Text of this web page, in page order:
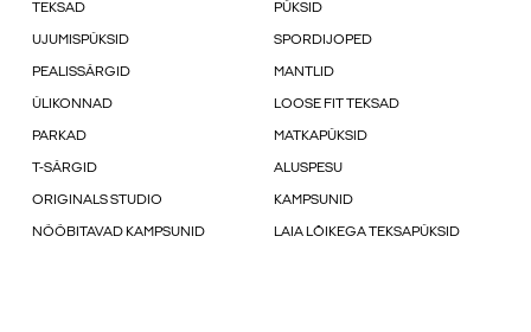
TEKSAD PÜKSID
UJUMISPÜKSID SPORDIJOPED
PEALISSÄRGID MANTLID
ÜLIKONNAD LOOSE FIT TEKSAD
PARKAD MATKAPÜKSID
T-SÄRGID ALUSPESU
ORIGINALS STUDIO KAMPSUNID
NÖÖBITAVAD KAMPSUNID LAIA LÕIKEGA TEKSAPÜKSID